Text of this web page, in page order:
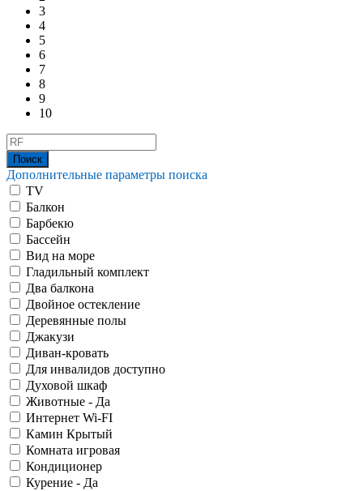
3
4
5
6
7
8
9
10
Дополнительные параметры поиска
TV
Балкон
Барбекю
Бассейн
Вид на море
Гладильный комплект
Два балкона
Двойное остекление
Деревянные полы
Джакузи
Диван-кровать
Для инвалидов доступно
Духовой шкаф
Животные - Да
Интернет Wi-FI
Камин Крытый
Комната игровая
Кондиционер
Курение - Да